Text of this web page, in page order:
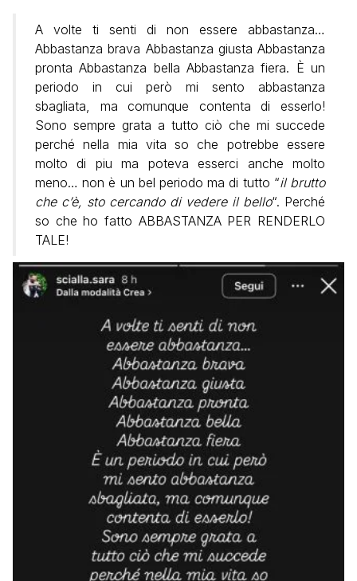
A volte ti senti di non essere abbastanza…
Abbastanza brava Abbastanza giusta Abbastanza
pronta Abbastanza bella Abbastanza fiera. È un
periodo in cui però mi sento abbastanza
sbagliata, ma comunque contenta di esserlo!
Sono sempre grata a tutto ciò che mi succede
perché nella mia vita so che potrebbe essere
molto di piu ma poteva esserci anche molto
meno… non è un bel periodo ma di tutto “il brutto
che c’è, sto cercando di vedere il bello“. Perché
so che ho fatto ABBASTANZA PER RENDERLO
TALE!